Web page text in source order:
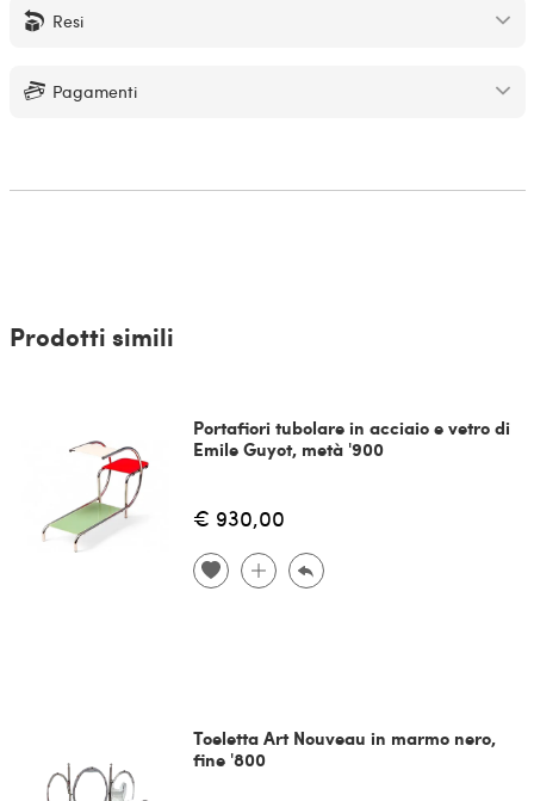
Resi
Pagamenti
Prodotti simili
Portafiori tubolare in acciaio e vetro di
Emile Guyot, metà '900
€ 930,00
Toeletta Art Nouveau in marmo nero,
fine '800